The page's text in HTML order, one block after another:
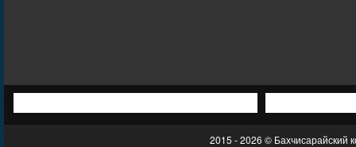
2015 - 2026 © Бахчисарайский